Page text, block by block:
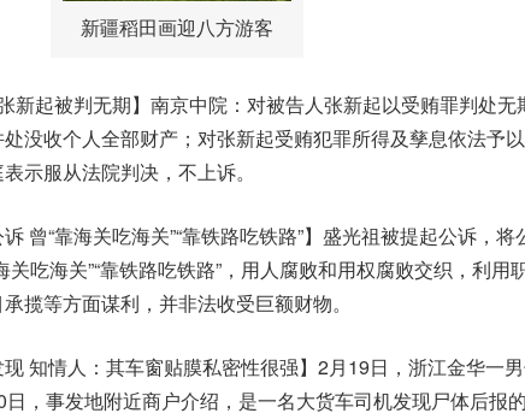
新疆稻田画迎八方游客
张新起被判无期】南京中院：对被告人张新起以受贿罪判处无
没收个人全部财产；对张新起受贿犯罪所得及孳息依法予
示服从法院判决，不上诉。
曾“靠海关吃海关”“靠铁路吃铁路”】盛光祖被提起公诉，将
关吃海关”“靠铁路吃铁路”，用人腐败和用权腐败交织，利用
揽等方面谋利，并非法收受巨额财物。
现 知情人：其车窗贴膜私密性很强】2月19日，浙江金华一
，事发地附近商户介绍，是一名大货车司机发现尸体后报